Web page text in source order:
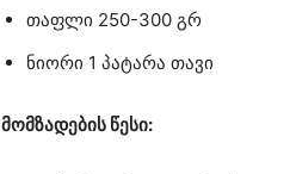
თაფლი 250-300 გრ
ნიორი 1 პატარა თავი
მომზადების წესი: